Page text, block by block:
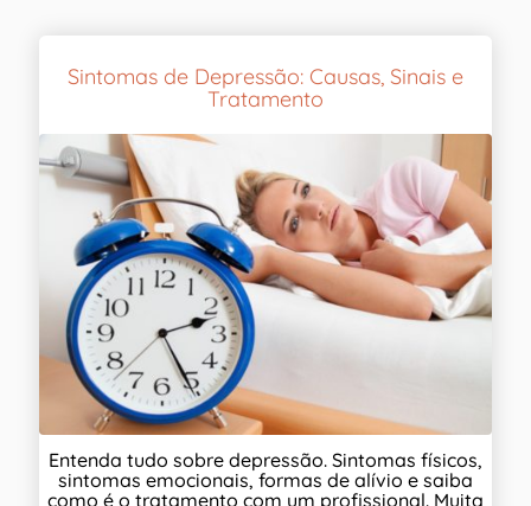
Sintomas de Depressão: Causas, Sinais e
Tratamento
Entenda tudo sobre depressão. Sintomas físicos,
sintomas emocionais, formas de alívio e saiba
como é o tratamento com um profissional. Muita